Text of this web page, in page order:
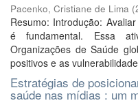
Pacenko, Cristiane de Lima (
Resumo: Introdução:
é fundamental. Essa
Organizações de Saúde
positivos e as
Estratégias de
saúde nas mídias : um